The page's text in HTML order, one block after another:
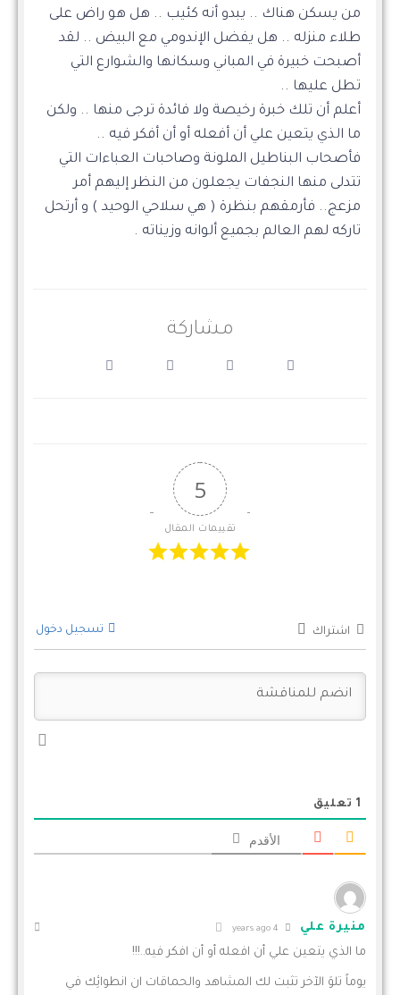
من يسكن هناك .. يبدو أنه كئيب .. هل هو راض على
طلاء منزله .. هل يفضل الإندومي مع البيض .. لقد
أصبحت خبيرة في المباني وسكانها والشوارع التي
تطل عليها ..
أعلم أن تلك خبرة رخيصة ولا فائدة ترجى منها .. ولكن
ما الذي يتعين علي أن أفعله أو أن أفكر فيه ..
فأصحاب البناطيل الملونة وصاحبات العباءات التي
تتدلى منها النجفات يجعلون من النظر إليهم أمر
مزعج.. فأرمقهم بنظرة ( هي سلاحي الوحيد ) و أرتحل
تاركه لهم العالم بجميع ألوانه وزيناته .
مشاركة
5
تقييمات المقال
اشتراك تسجيل دخول
1 تعليق
الأقدم
منيرة علي
ما الذي يتعين علي أن افعله أو أن افكر فيه..!!!
يوماً تلوَ الآخر تثبت لك المشاهد والحماقات ان انطوائِك في